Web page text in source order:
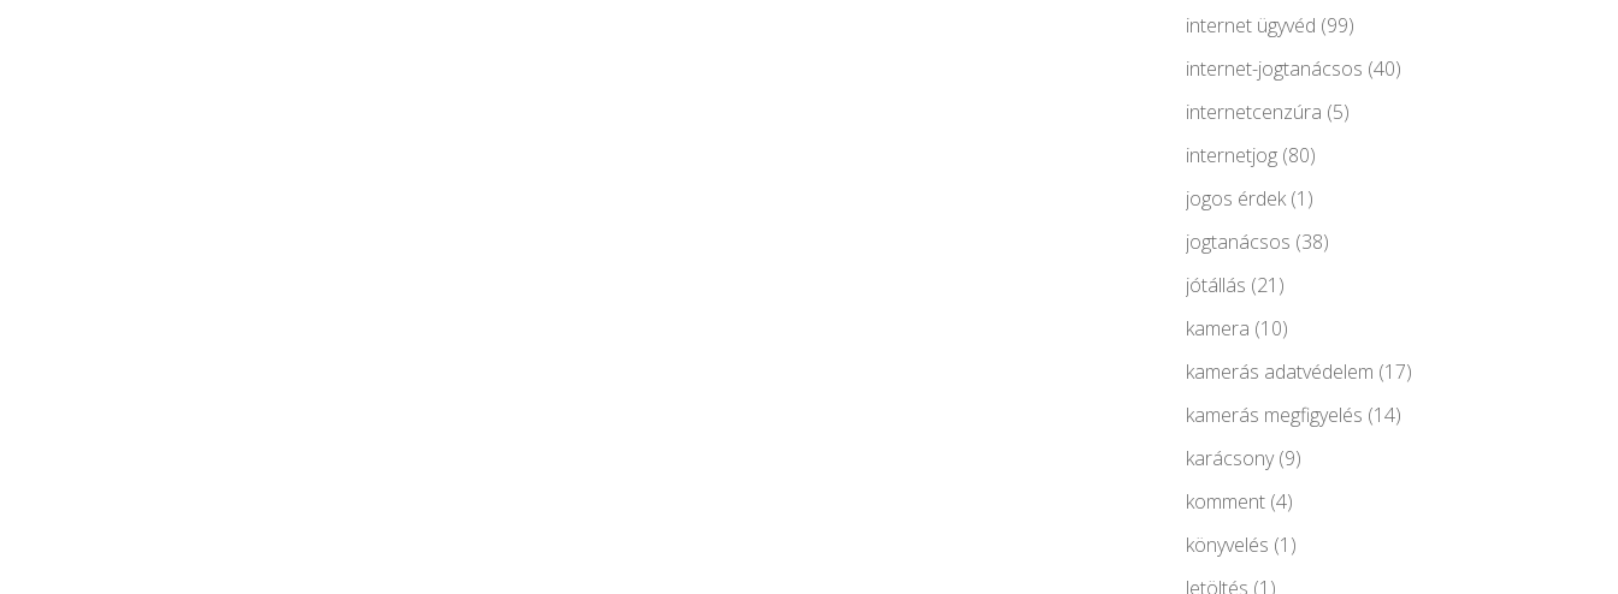
internet ügyvéd (99)
internet-jogtanácsos (40)
internetcenzúra (5)
internetjog(80)
jogos érdek(1)
jogtanácsos (38)
jótállás (21)
kamera (10)
kamerás adatvédelem (17)
kamerás megfigyelés (14)
karácsony(9)
komment(4)
könyvelés (1)
letöltés (1)